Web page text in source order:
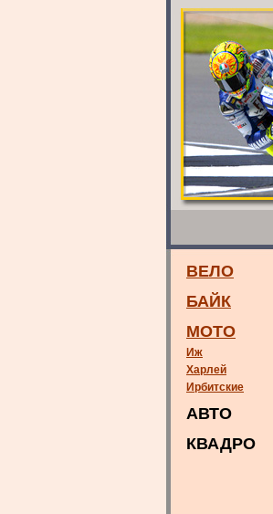
ВЕЛО
БАЙК
МОТО
Иж
Харлей
Ирбитские
АВТО
КВАДРО